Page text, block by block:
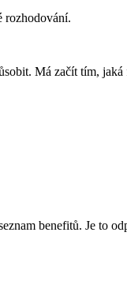
rozhodování.
Má začít tím,
benefitů. Je to